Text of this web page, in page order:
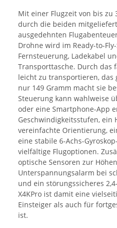
Mit einer Flugzeit von bis zu
durch die beiden
ausgedehnten
Drohne wird im Ready-to-
Fernsteuerung, Ladekabel
Transporttasche. Durch das
leicht zu transportieren, das
nur 149 Gramm macht sie
Steuerung kann wahlweise
oder eine Smartphone-App
Geschwindigkeitsstufen, ein
vereinfachte Orientierung,
eine stabile 6-Achs-
vielfältige Flugoptionen.
optische Sensoren zur
Unterspannungsalarm bei
und ein störungssicheres
X4KPro ist damit eine
Einsteiger als auch für
ist.